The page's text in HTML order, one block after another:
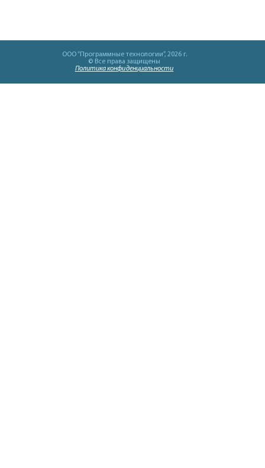
OOO “Программные технологии”, 2026 г.
© Все права защищены
Политика конфиденциальности